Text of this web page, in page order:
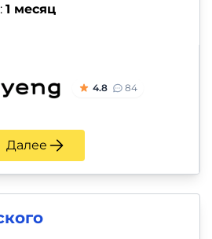
1 месяц
4.8 84
Далее